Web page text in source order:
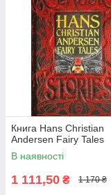
Книга Hans Christian
Andersen Fairy Tales
В наявності
1 111,50 ₴ 1 170 ₴